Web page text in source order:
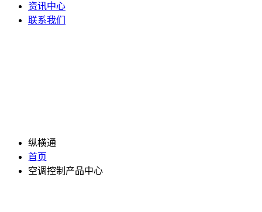
资讯中心
联系我们
纵横通
首页
空调控制产品中心